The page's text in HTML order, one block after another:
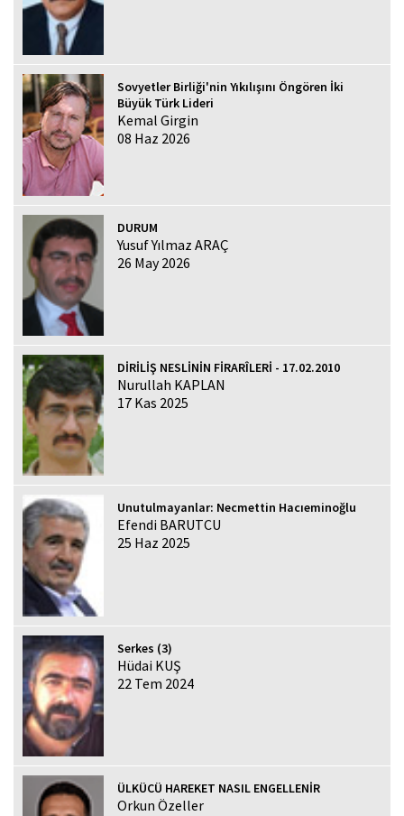
Sovyetler Birliği'nin Yıkılışını Öngören İki
Büyük Türk Lideri
Kemal Girgin
08 Haz 2026
DURUM
Yusuf Yılmaz ARAÇ
26 May 2026
DİRİLİŞ NESLİNİN FİRARÎLERİ - 17.02.2010
Nurullah KAPLAN
17 Kas 2025
Unutulmayanlar: Necmettin Hacıeminoğlu
Efendi BARUTCU
25 Haz 2025
Serkes (3)
Hüdai KUŞ
22 Tem 2024
ÜLKÜCÜ HAREKET NASIL ENGELLENİR
Orkun Özeller